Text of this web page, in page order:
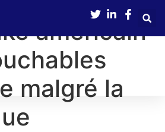
américain
malgré la